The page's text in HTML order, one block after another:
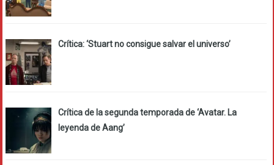
Crítica: ‘Stuart no consigue salvar el universo’
Crítica de la segunda temporada de ‘Avatar. La
leyenda de Aang’